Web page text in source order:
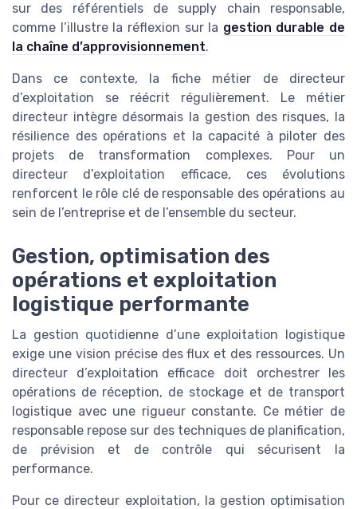
sur des référentiels de supply chain responsable,
comme l’illustre la réflexion sur la gestion durable de
la chaîne d’approvisionnement.
Dans ce contexte, la fiche métier de directeur
d’exploitation se réécrit régulièrement. Le métier
directeur intègre désormais la gestion des risques, la
résilience des opérations et la capacité à piloter des
projets de transformation complexes. Pour un
directeur d’exploitation efficace, ces évolutions
renforcent le rôle clé de responsable des opérations au
sein de l’entreprise et de l’ensemble du secteur.
Gestion, optimisation des
opérations et exploitation
logistique performante
La gestion quotidienne d’une exploitation logistique
exige une vision précise des flux et des ressources. Un
directeur d’exploitation efficace doit orchestrer les
opérations de réception, de stockage et de transport
logistique avec une rigueur constante. Ce métier de
responsable repose sur des techniques de planification,
de prévision et de contrôle qui sécurisent la
performance.
Pour ce directeur exploitation, la gestion optimisation